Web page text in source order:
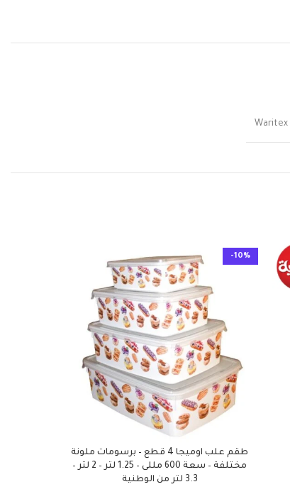
Waritex
-10%
طقم علب اوميجا 4 قطع – برسومات ملونة
مختلفة – سعة 600 مللى – 1.25 لتر – 2 لتر –
3.3 لتر من الوطنية